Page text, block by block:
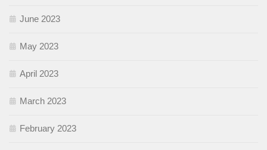
June 2023
May 2023
April 2023
March 2023
February 2023